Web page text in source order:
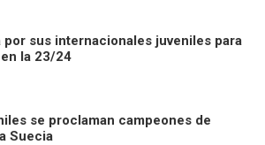
por sus internacionales juveniles para
la 23/24
se proclaman campeones de
Suecia